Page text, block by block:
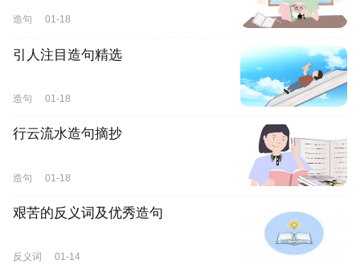
造句 01-18
引人注目造句精选
造句 01-18
行云流水造句摘抄
造句 01-18
艰苦的反义词及优秀造句
反义词 01-14